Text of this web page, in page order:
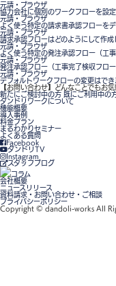
元請・ブラウザ
協力会社に個別のワークフローを設
元請・ブラウザ
よく使う特定の請求書承認フローを
元請・ブラウザ
請求承認フローはどのようにして作成
元請・ブラウザ
よく使う特定の発注承認フロー（工
元請・ブラウザ
発注承認フロー（工事完了検収フロ
元請・ブラウザ
デフォルトワークフローの変更はでき
【お問い合わせ】 どんなことでもお気
新たにご検討中の方 既にご利用中の
ダンドリワークについて
機能概要
導入事例
料金プラン
まるわかりセミナー
よくある質問
Facebook
ダンドリTV
Instagram
スタッフブログ
コラム
会社概要
ニュースリリース
資料請求・お問い合わせ・ご相談
プライバシーポリシー
Copyright © dandoli-works All